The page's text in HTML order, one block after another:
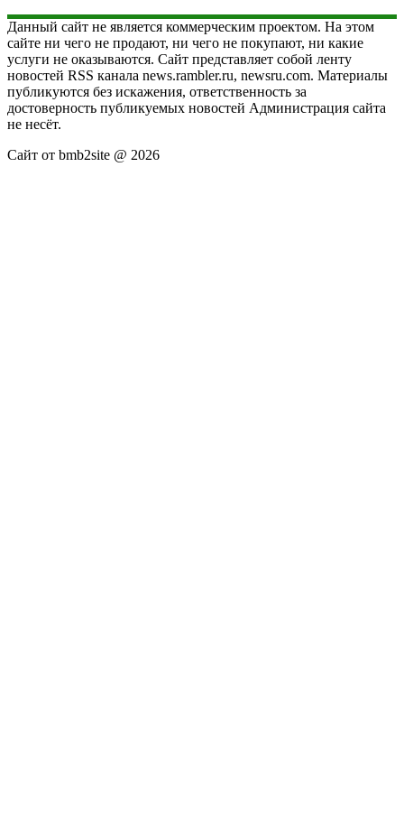
Данный сайт не является коммерческим проектом. На этом
сайте ни чего не продают, ни чего не покупают, ни какие
услуги не оказываются. Сайт представляет собой ленту
новостей RSS канала news.rambler.ru, newsru.com. Материалы
публикуются без искажения, ответственность за
достоверность публикуемых новостей Администрация сайта
не несёт.
Сайт от bmb2site @ 2026